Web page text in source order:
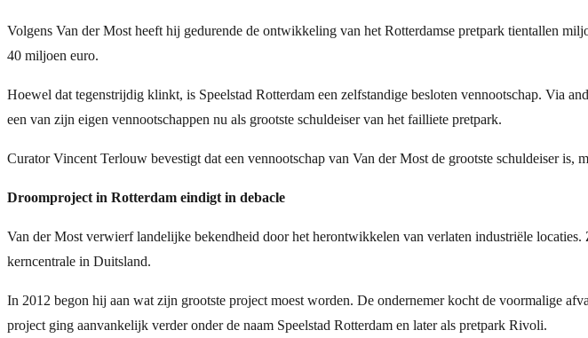
Volgens Van der Most heeft hij gedurende de ontwikkeling van het Rotterdamse pretpark tientallen
40 miljoen euro.
Hoewel dat tegenstrijdig klinkt, is Speelstad Rotterdam een zelfstandige besloten vennootschap. Via
een van zijn eigen vennootschappen nu als grootste schuldeiser van het failliete pretpark.
Curator Vincent Terlouw bevestigt dat een vennootschap van Van der Most de grootste schuldeiser is,
Droomproject in Rotterdam eindigt in debacle
Van der Most verwierf landelijke bekendheid door het herontwikkelen van verlaten industriële
kerncentrale in Duitsland.
In 2012 begon hij aan wat zijn grootste project moest worden. De ondernemer kocht de voormalige
project ging aanvankelijk verder onder de naam Speelstad Rotterdam en later als pretpark Rivoli.